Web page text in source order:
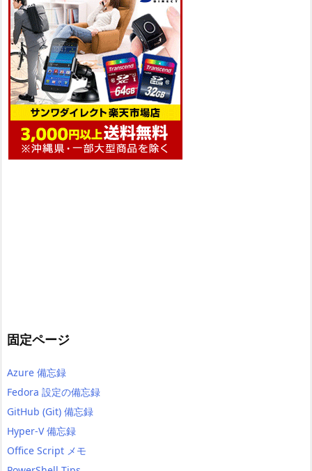
固定ページ
Azure 備忘録
Fedora 設定の備忘録
GitHub (Git) 備忘録
Hyper-V 備忘録
Office Script メモ